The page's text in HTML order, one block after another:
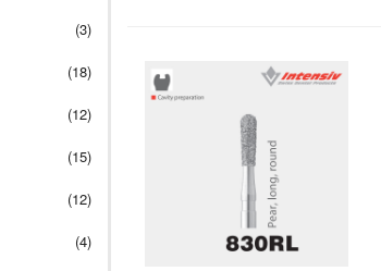
(3)
(18)
(12)
(15)
(12)
(4)